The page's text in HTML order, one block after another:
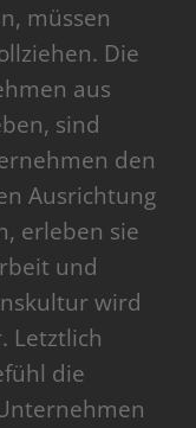
müssen
Die
aus
sind
den
Ausrichtung
erleben sie
und
wird
Letztlich
die